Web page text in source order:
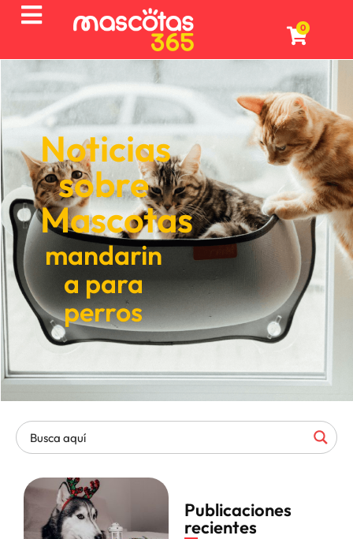
0
Noticias
sobre
Mascotas
mandarin
a para
perros
Publicaciones
recientes